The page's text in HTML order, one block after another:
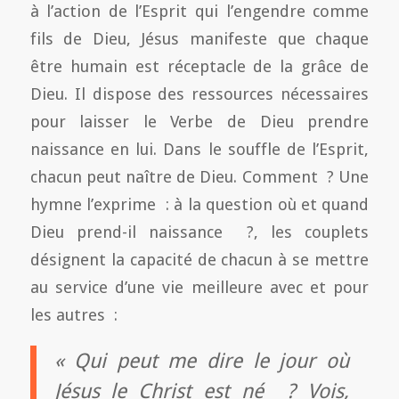
à l’action de l’Esprit qui l’engendre comme
fils de Dieu, Jésus manifeste que chaque
être humain est réceptacle de la grâce de
Dieu. Il dispose des ressources nécessaires
pour laisser le Verbe de Dieu prendre
naissance en lui. Dans le souffle de l’Esprit,
chacun peut naître de Dieu. Comment ? Une
hymne l’exprime : à la question où et quand
Dieu prend-il naissance ?, les couplets
désignent la capacité de chacun à se mettre
au service d’une vie meilleure avec et pour
les autres :
« Qui peut me dire le jour où
Jésus le Christ est né ? Vois,